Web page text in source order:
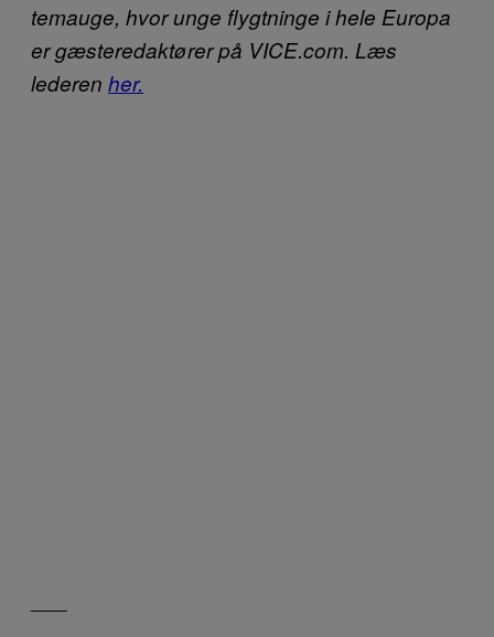
temauge, hvor unge flygtninge i hele Europa
er gæsteredaktører på VICE.com. Læs
lederen her.